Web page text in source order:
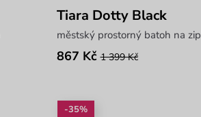
Tiara Dotty Black
městský prostorný batoh na zip
867 Kč 1 399 Kč
-35%